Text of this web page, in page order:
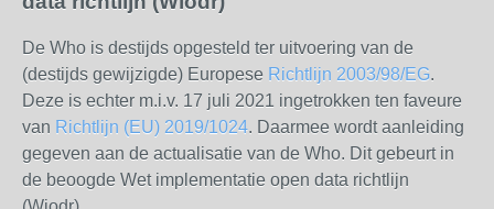
De Who is destijds opgesteld ter uitvoering van de
(destijds gewijzigde) Europese Richtlijn 2003/98/EG.
Deze is echter m.i.v. 17 juli 2021 ingetrokken ten faveure
van Richtlijn (EU) 2019/1024. Daarmee wordt aanleiding
gegeven aan de actualisatie van de Who. Dit gebeurt in
de beoogde Wet implementatie open data richtlijn